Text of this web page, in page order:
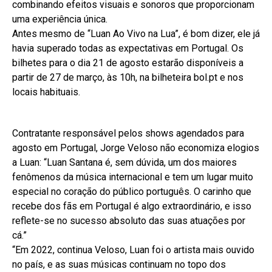
combinando efeitos visuais e sonoros que proporcionam
uma experiência única.
Antes mesmo de “Luan Ao Vivo na Lua”, é bom dizer, ele já
havia superado todas as expectativas em Portugal. Os
bilhetes para o dia 21 de agosto estarão disponíveis a
partir de 27 de março, às 10h, na bilheteira bol.pt e nos
locais habituais.
Contratante responsável pelos shows agendados para
agosto em Portugal, Jorge Veloso não economiza elogios
a Luan: “Luan Santana é, sem dúvida, um dos maiores
fenômenos da música internacional e tem um lugar muito
especial no coração do público português. O carinho que
recebe dos fãs em Portugal é algo extraordinário, e isso
reflete-se no sucesso absoluto das suas atuações por
cá.”
“Em 2022, continua Veloso, Luan foi o artista mais ouvido
no país, e as suas músicas continuam no topo dos